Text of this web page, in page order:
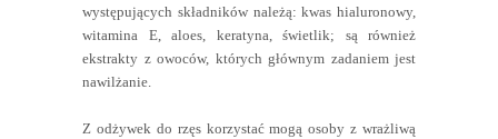
występujących składników należą: kwas hialuronowy,
witamina E, aloes, keratyna, świetlik; są również
ekstrakty z owoców, których głównym zadaniem jest
nawilżanie.
Z odżywek do rzęs korzystać mogą osoby z wrażliwą